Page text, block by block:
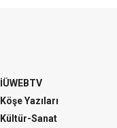
İÜWEBTV
Köşe Yazıları
Kültür-Sanat